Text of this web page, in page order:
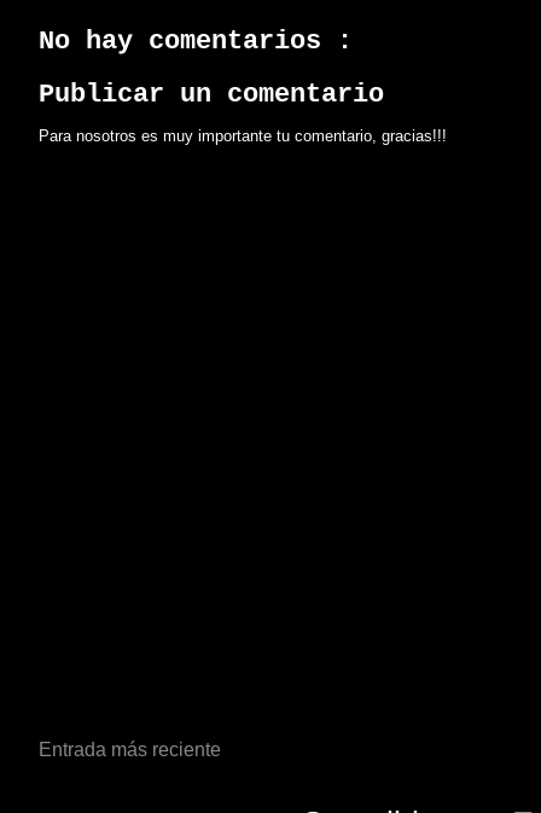
No hay comentarios :
Publicar un comentario
Para nosotros es muy importante tu comentario, gracias!!!
Entrada más reciente